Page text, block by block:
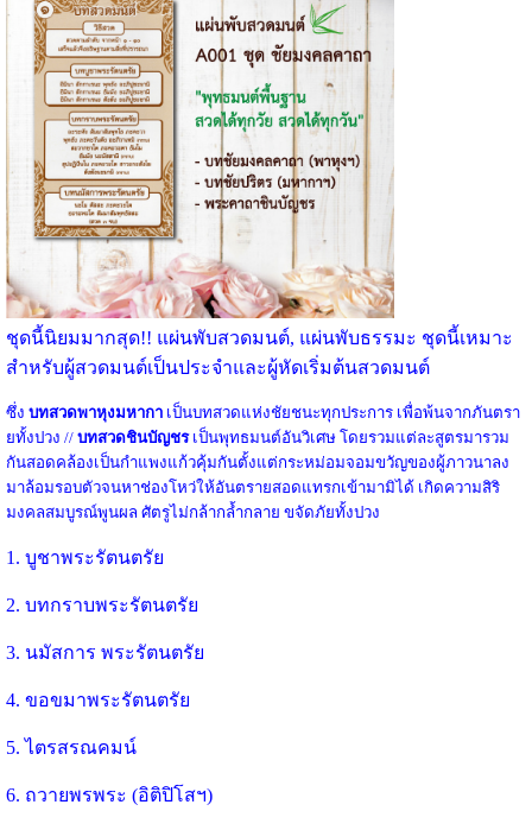
ชุดนี้นิยมมากสุด!! แผ่นพับสวดมนต์, แผ่นพับธรรมะ ชุดนี้เหมาะ
สำหรับผู้สวดมนต์เป็นประจำและผู้หัดเริ่มต้นสวดมนต์
ซึ่ง บทสวดพาหุงมหากาเป็นบทสวดแห่งชัยชนะทุกประการ เพื่อพ้นจากภันตรา
ยทั้งปวง // บทสวดชินบัญชรเป็นพุทธมนต์อันวิเศษ โดยรวมแต่ละสูตรมารวม
กันสอดคล้องเป็นกำแพงแก้วคุ้มกันตั้งแต่กระหม่อมจอมขวัญของผู้ภาวนาลง
มาล้อมรอบตัวจนหาช่องโหว่ให้อันตรายสอดแทรกเข้ามามิได้ เกิดความสิริ
มงคลสมบูรณ์พูนผล ศัตรูไม่กล้ากล้ำกลาย ขจัดภัยทั้งปวง
1. บูชาพระรัตนตรัย
2. บทกราบพระรัตนตรัย
3. นมัสการ พระรัตนตรัย
4. ขอขมาพระรัตนตรัย
5. ไตรสรณคมน์
6. ถวายพรพระ (อิติปิโสฯ)